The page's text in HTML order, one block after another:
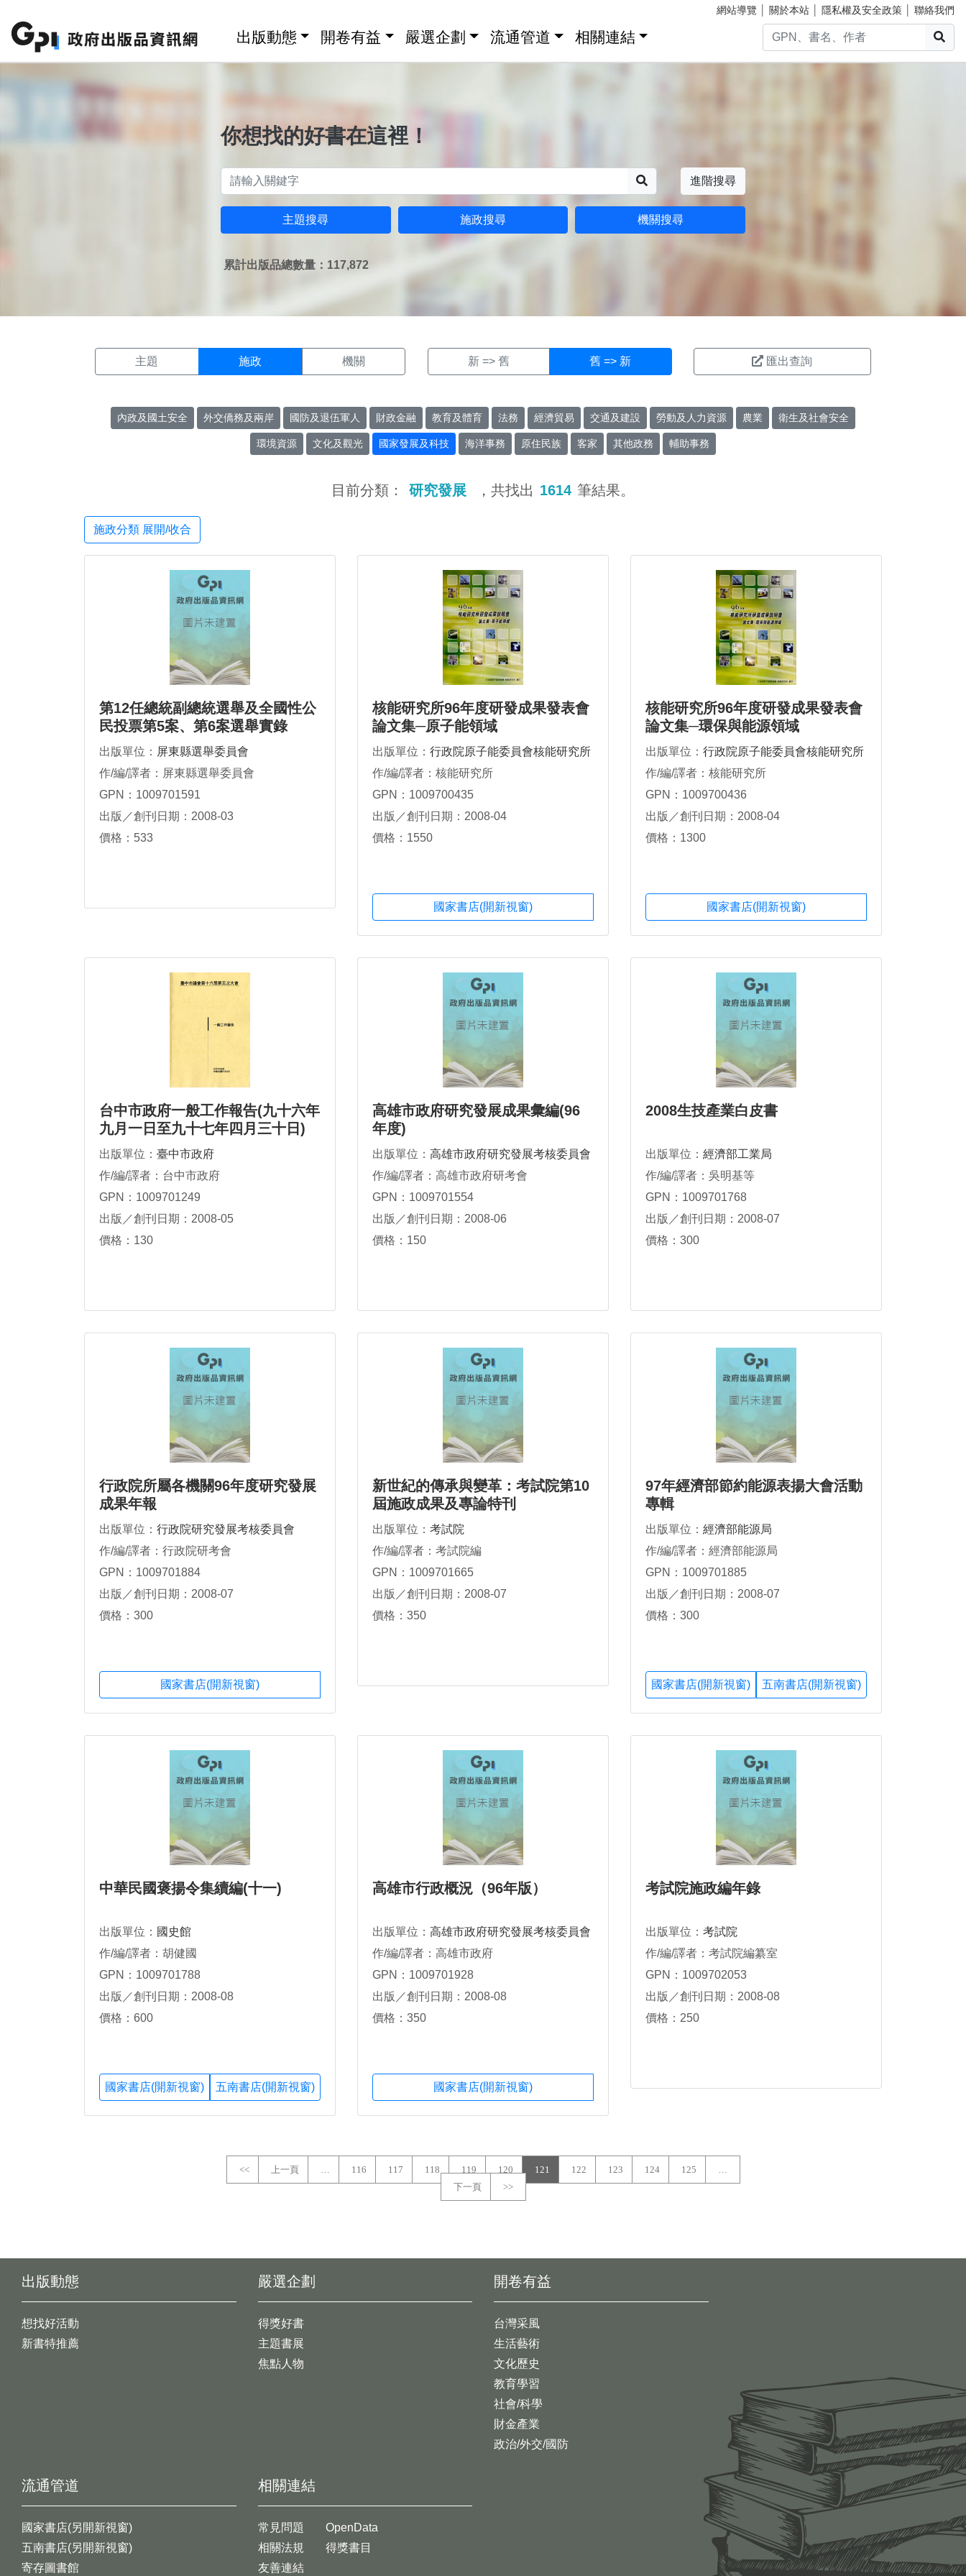
網站導覽 關於本站 隱私權及安全政策 聯絡我們
出版動態 開卷有益 嚴選企劃 流通管道 相關連結
你想找的好書在這裡！
進階搜尋
主題搜尋 施政搜尋 機關搜尋
累計出版品總數量：117,872
主題 施政 機關 新 => 舊 舊 => 新 匯出查詢
內政及國土安全 外交僑務及兩岸 國防及退伍軍人 財政金融 教育及體育 法務 經濟貿易 交通及建設 勞動及人力資源 農業 衛生及社會安全
環境資源 文化及觀光 國家發展及科技 海洋事務 原住民族 客家 其他政務 輔助事務
目前分類： 研究發展 ，共找出 1614 筆結果。
施政分類 展開/收合
第12任總統副總統選舉及全國性公
民投票第5案、第6案選舉實錄
出版單位： 屏東縣選舉委員會
作/編/譯者：屏東縣選舉委員會
GPN：1009701591
出版／創刊日期：2008-03
價格：533
核能研究所96年度研發成果發表會
論文集─原子能領域
出版單位： 行政院原子能委員會核能研究所
作/編/譯者：核能研究所
GPN：1009700435
出版／創刊日期：2008-04
價格：1550
國家書店(開新視窗)
核能研究所96年度研發成果發表會
論文集─環保與能源領域
出版單位： 行政院原子能委員會核能研究所
作/編/譯者：核能研究所
GPN：1009700436
出版／創刊日期：2008-04
價格：1300
國家書店(開新視窗)
台中市政府一般工作報告(九十六年
九月一日至九十七年四月三十日)
出版單位： 臺中市政府
作/編/譯者：台中市政府
GPN：1009701249
出版／創刊日期：2008-05
價格：130
高雄市政府研究發展成果彙編(96
年度)
出版單位： 高雄市政府研究發展考核委員會
作/編/譯者：高雄市政府研考會
GPN：1009701554
出版／創刊日期：2008-06
價格：150
2008生技產業白皮書
出版單位： 經濟部工業局
作/編/譯者：吳明基等
GPN：1009701768
出版／創刊日期：2008-07
價格：300
行政院所屬各機關96年度研究發展
成果年報
出版單位： 行政院研究發展考核委員會
作/編/譯者：行政院研考會
GPN：1009701884
出版／創刊日期：2008-07
價格：300
國家書店(開新視窗)
新世紀的傳承與變革：考試院第10
屆施政成果及專論特刊
出版單位： 考試院
作/編/譯者：考試院編
GPN：1009701665
出版／創刊日期：2008-07
價格：350
97年經濟部節約能源表揚大會活動
專輯
出版單位： 經濟部能源局
作/編/譯者：經濟部能源局
GPN：1009701885
出版／創刊日期：2008-07
價格：300
國家書店(開新視窗) 五南書店(開新視窗)
中華民國褒揚令集續編(十一)
出版單位： 國史館
作/編/譯者：胡健國
GPN：1009701788
出版／創刊日期：2008-08
價格：600
國家書店(開新視窗) 五南書店(開新視窗)
高雄市行政概況（96年版）
出版單位： 高雄市政府研究發展考核委員會
作/編/譯者：高雄市政府
GPN：1009701928
出版／創刊日期：2008-08
價格：350
國家書店(開新視窗)
考試院施政編年錄
出版單位： 考試院
作/編/譯者：考試院編纂室
GPN：1009702053
出版／創刊日期：2008-08
價格：250
<< 上一頁 … 116 117 118 119 120 121 122 123 124 125
…
下一頁
>>
出版動態
想找好活動
新書特推薦
開卷有益
台灣采風
生活藝術
文化歷史
教育學習
社會/科學
財金產業
政治/外交/國防
嚴選企劃
得獎好書
主題書展
焦點人物
流通管道
國家書店(另開新視窗)
五南書店(另開新視窗)
寄存圖書館
相關連結
常見問題
相關法規
友善連結
OpenData
得獎書目